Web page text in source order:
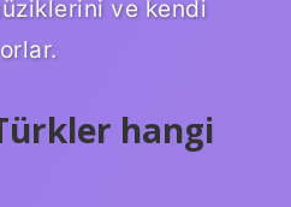
ve kendi
hangi